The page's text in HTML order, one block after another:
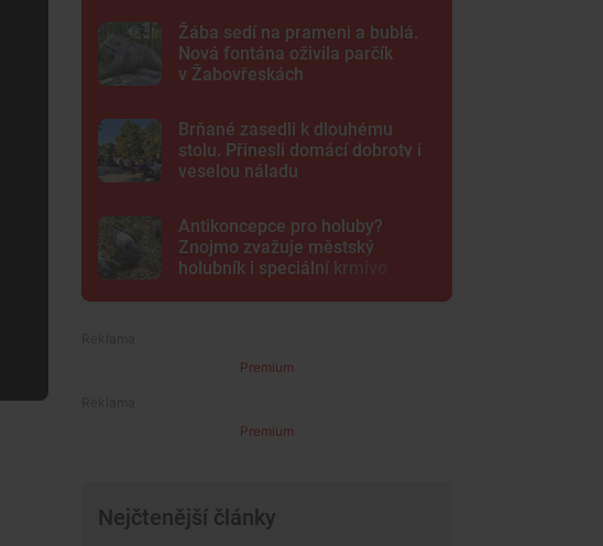
Žába sedí na prameni a bublá.
Nová fontána oživila parčík
v Žabovřeskách
Brňané zasedli k dlouhému
stolu. Přinesli domácí dobroty i
veselou náladu
Antikoncepce pro holuby?
Znojmo zvažuje městský
holubník i speciální krmivo
Premium
Premium
Nejčtenější články